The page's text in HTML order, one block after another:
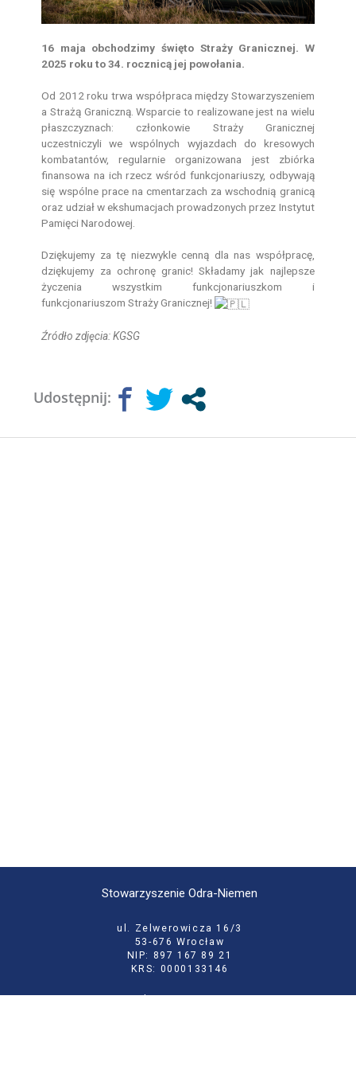
16 maja obchodzimy święto Straży Granicznej. W
2025 roku to 34. rocznicą jej powołania.
Od 2012 roku trwa współpraca między Stowarzyszeniem
a Strażą Graniczną. Wsparcie to realizowane jest na wielu
płaszczyznach: członkowie Straży Granicznej
uczestniczyli we wspólnych wyjazdach do kresowych
kombatantów, regularnie organizowana jest zbiórka
finansowa na ich rzecz wśród funkcjonariuszy, odbywają
się wspólne prace na cmentarzach za wschodnią granicą
oraz udział w ekshumacjach prowadzonych przez Instytut
Pamięci Narodowej.
Dziękujemy za tę niezwykle cenną dla nas współpracę,
dziękujemy za ochronę granic! Składamy jak najlepsze
życzenia wszystkim funkcjonariuszkom i
funkcjonariuszom Straży Granicznej!
Źródło zdjęcia: KGSG
Udostępnij:
Stowarzyszenie Odra-Niemen
ul. Zelwerowicza 16/3
53-676 Wrocław
NIP: 897 167 89 21
KRS: 0000133146